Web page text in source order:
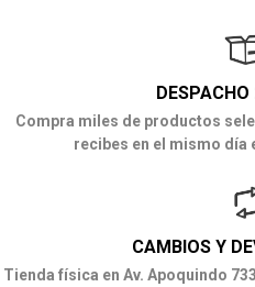
Compra miles de productos
recibes en el mismo día
CAMBIOS Y
Tienda física en Av. Apoquindo